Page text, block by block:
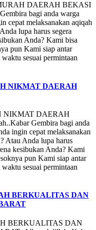
DAERAH BEKASI
bagi anda warga
cepat melaksanakan aqiqah
lupa harus segera
Anda? Kami bisa
pun Kami siap antar
sesuai permintaan
NIKMAT DAERAH
NIKMAT DAERAH
Gembira bagi anda
ingin cepat melaksanakan
Atau Anda lupa harus
kesibukan Anda? Kami
pun Kami siap antar
sesuai permintaan
BERKUALITAS DAN
BERKUALITAS DAN